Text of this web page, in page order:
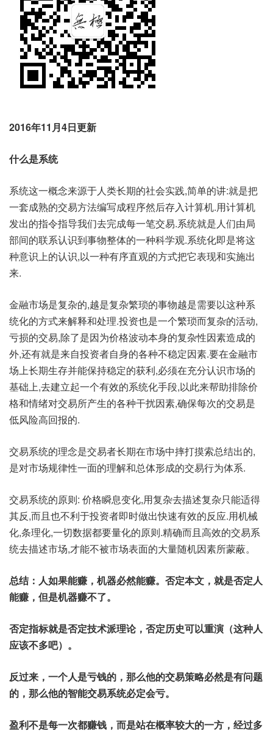
2016年11月4日更新
什么是系统
系统这一概念来源于人类长期的社会实践,简单的讲:就是把
一套成熟的交易方法编写成程序然后存入计算机.用计算机
发出的指令指导我们去完成每一笔交易.系统就是人们由局
部间的联系认识到事物整体的一种科学观.系统化即是将这
种意识上的认识,以一种有序直观的方式把它表现和实施出
来.
金融市场是复杂的,越是复杂繁琐的事物越是需要以这种系
统化的方式来解释和处理.投资也是一个繁琐而复杂的活动,
亏损的交易,除了是因为价格波动本身的复杂性因素造成的
外,还有就是来自投资者自身的各种不稳定因素.要在金融市
场上长期生存并能保持稳定的获利,必须在充分认识市场的
基础上,去建立起一个有效的系统化手段,以此来帮助排除价
格和情绪对交易所产生的各种干扰因素,确保每次的交易是
低风险高回报的.
交易系统的理念是交易者长期在市场中摔打摸索总结出的,
是对市场规律性一面的理解和总体形成的交易行为体系.
交易系统的原则: 价格瞬息变化,用复杂去描述复杂只能适得
其反,而且也不利于投资者即时做出快速有效的反应.用机械
化,条理化,一切数据都要量化的原则.精确而且高效的交易系
统去描述市场,才能不被市场表面的大量随机因素所蒙蔽。
总结：人如果能赚，机器必然能赚。否定本文，就是否定人
能赚，但是机器赚不了。
否定指标就是否定技术派理论，否定历史可以重演（这种人
应该不多吧）。
反过来，一个人是亏钱的，那么他的交易策略必然是有问题
的，那么他的智能交易系统必定会亏。
盈利不是每一次都赚钱，而是站在概率较大的一方，经过多